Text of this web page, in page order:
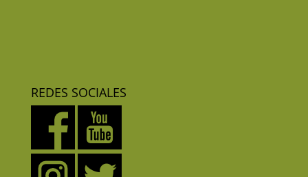
REDES SOCIALES